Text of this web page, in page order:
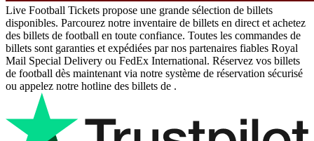
Live Football Tickets propose une grande sélection de billets
disponibles. Parcourez notre inventaire de billets en direct et achetez
des billets de football en toute confiance. Toutes les commandes de
billets sont garanties et expédiées par nos partenaires fiables Royal
Mail Special Delivery ou FedEx International. Réservez vos billets
de football dès maintenant via notre système de réservation sécurisé
ou appelez notre hotline des billets de .